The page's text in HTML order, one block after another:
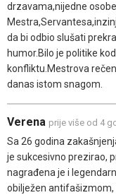
drzavama,nijedne
da bi odbio slušati
humor.Bilo je politike
konfliktu.Mestrova
danas istom snagom.
Verena prije više od 4
Sa 26 godina
je sukcesivno prezirao,
nagrađena je i
obilježen antifašizmom,